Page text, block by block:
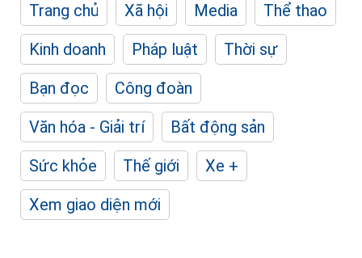
Trang chủ Xã hội Media
Thể thao
Kinh doanh
Pháp luật
Thời sự
Bạn đọc
Công đoàn
Văn hóa - Giải trí
Bất động sản
Sức khỏe
Thế giới
Xe +
Xem giao diện mới